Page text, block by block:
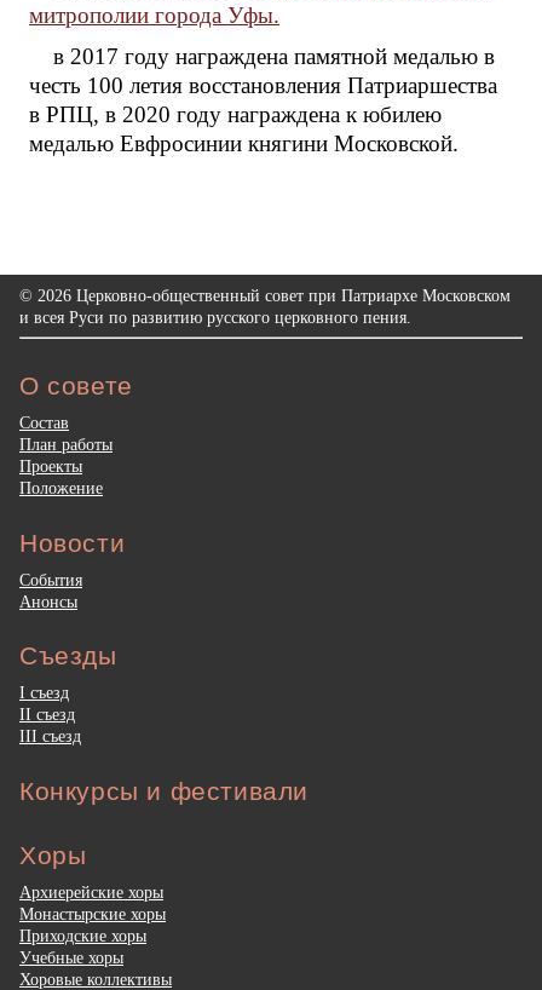
митрополии города Уфы.
в 2017 году награждена памятной медалью в
честь 100 летия восстановления Патриаршества
в РПЦ, в 2020 году награждена к юбилею
медалью Евфросинии княгини Московской.
© 2026 Церковно-общественный совет при Патриархе Московском
и всея Руси по развитию русского церковного пения.
О совете
Состав
План работы
Проекты
Положение
Новости
События
Анонсы
Съезды
I съезд
II съезд
III съезд
Конкурсы и фестивали
Хоры
Архиерейские хоры
Монастырские хоры
Приходские хоры
Учебные хоры
Хоровые коллективы